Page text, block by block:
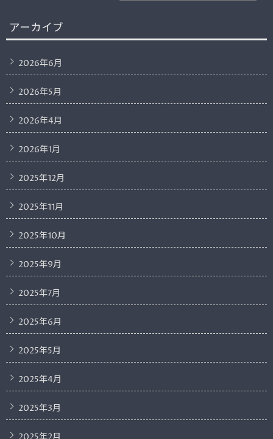
アーカイブ
2026年6月
2026年5月
2026年4月
2026年1月
2025年12月
2025年11月
2025年10月
2025年9月
2025年7月
2025年6月
2025年5月
2025年4月
2025年3月